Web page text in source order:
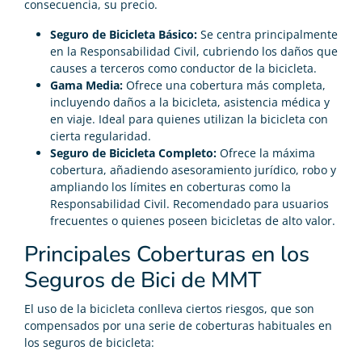
consecuencia, su precio.
Seguro de Bicicleta Básico: Se centra principalmente
en la Responsabilidad Civil, cubriendo los daños que
causes a terceros como conductor de la bicicleta.
Gama Media: Ofrece una cobertura más completa,
incluyendo daños a la bicicleta, asistencia médica y
en viaje. Ideal para quienes utilizan la bicicleta con
cierta regularidad.
Seguro de Bicicleta Completo: Ofrece la máxima
cobertura, añadiendo asesoramiento jurídico, robo y
ampliando los límites en coberturas como la
Responsabilidad Civil. Recomendado para usuarios
frecuentes o quienes poseen bicicletas de alto valor.
Principales Coberturas en los
Seguros de Bici de MMT
El uso de la bicicleta conlleva ciertos riesgos, que son
compensados por una serie de coberturas habituales en
los seguros de bicicleta: